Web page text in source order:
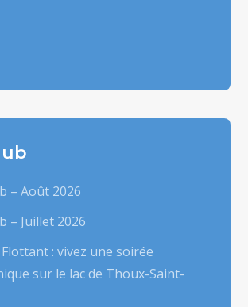
– Août 2026
– Juillet 2026
: vivez une soirée
sur le lac de Thoux-Saint-